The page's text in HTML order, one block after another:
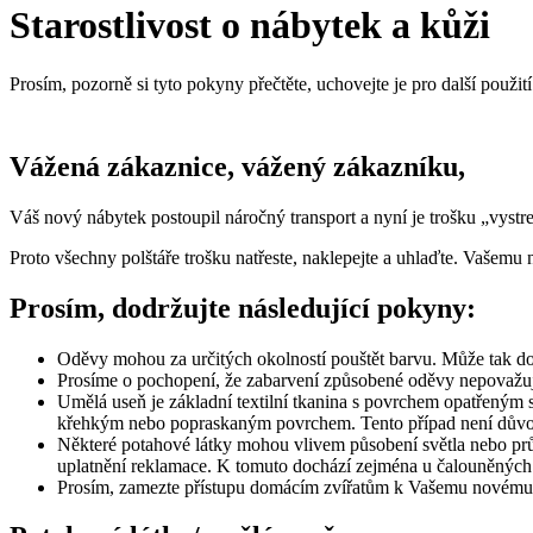
Starostlivost o nábytek a kůži
Prosím, pozorně si tyto pokyny přečtěte, uchovejte je pro další
Vážená zákaznice, vážený zákazníku,
Váš nový nábytek postoupil náročný transport a nyní je trošku
Proto všechny polštáře trošku natřeste, naklepejte a uhlaďte.
Prosím, dodržujte následující pokyny:
Oděvy mohou za určitých okolností pouštět barvu. Může tak
Prosíme o pochopení, že zabarvení způsobené oděvy
Umělá useň je základní textilní tkanina s povrchem
křehkým nebo popraskaným povrchem. Tento případ není
Některé potahové látky mohou vlivem působení světla nebo
uplatnění reklamace. K tomuto dochází zejména u
Prosím, zamezte přístupu domácím zvířatům k Vašemu